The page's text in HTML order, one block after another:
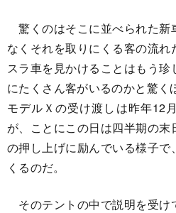
驚くのはそこに並べられた新
なくそれを取りにくる客の流
スラ車を見かけることはもう
にたくさん客がいるのかと驚
モデルＸの受け渡しは昨年12
が、ことにこの日は四半期の
の押し上げに励んでいる様子で
くるのだ。
そのテントの中で説明を受け